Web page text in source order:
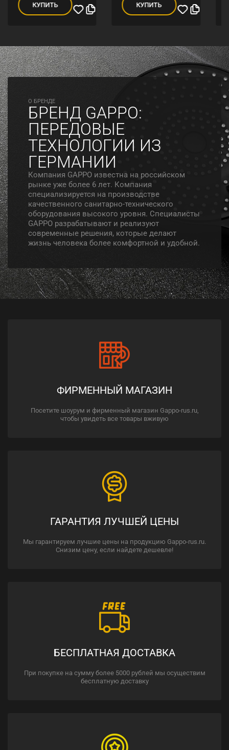
КУПИТЬ КУПИТЬ
O БРЕНДЕ
БРЕНД GAPPO:
ПЕРЕДОВЫЕ
ТЕХНОЛОГИИ ИЗ
ГЕРМАНИИ
Компания GAPPO известна на российском
рынке уже более 6 лет. Компания
специализируется на производстве
качественного санитарно-технического
оборудования высокого уровня. Специалисты
GAPPO разрабатывают и реализуют
современные решения, которые делают
жизнь человека более комфортной и удобной.
ФИРМЕННЫЙ МАГАЗИН
Посетите шоурум и фирменный магазин Gappo-rus.ru,
чтобы увидеть все товары вживую
ГАРАНТИЯ ЛУЧШЕЙ ЦЕНЫ
Мы гарантируем лучшие цены на продукцию Gappo-rus.ru.
Снизим цену, если найдете дешевле!
БЕСПЛАТНАЯ ДОСТАВКА
При покупке на сумму более 5000 рублей мы осуществим
бесплатную доставку